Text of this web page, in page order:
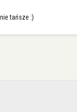
tańsze :)